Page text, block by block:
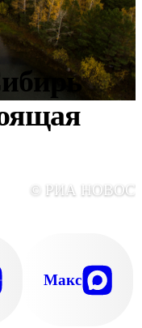
© РИА
Макс